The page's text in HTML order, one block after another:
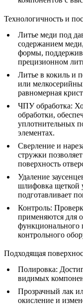
Технологичность и
Литье меди под
содержанием
формы,
прецизионном
Литье в кокиль и
или
равномерная
ЧПУ обработка:
обработки,
уплотнительных
элементах.
Сверление и
стружки
поверхность
Удаление
шлифовка щеткой
подготавливает
Контроль:
применяются для
функционального
контрольного
Подходящая
Полировка:
видимых
Прозрачный лак
окисление и